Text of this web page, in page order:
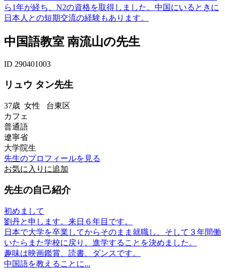
ら1年が経ち、N2の資格を取得しました。中国にいるときに
日本人との短期交流の経験もあります。
中国語教室 南流山の先生
ID 290401003
リュウ タン先生
37歳 女性 台東区
カフェ
普通語
遼寧省
大学院生
先生のプロフィールを見る
お気に入りに追加
先生の自己紹介
初めまして
劉丹と申します。来日６年目です。
日本で大学を卒業してからそのまま就職し、そして３年間働
いたらまた学校に戻り、進学することを決めました。
趣味は映画鑑賞、読書、ダンスです。
中国語を教えることに...